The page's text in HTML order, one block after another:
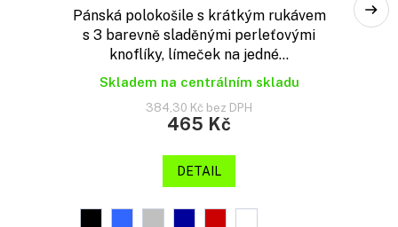
Pánská polokošile s krátkým rukávem
s 3 barevně sladěnými perleťovými
knoflíky, límeček na jedné...
Skladem na centrálním skladu
384,30 Kč bez DPH
465 Kč
DETAIL